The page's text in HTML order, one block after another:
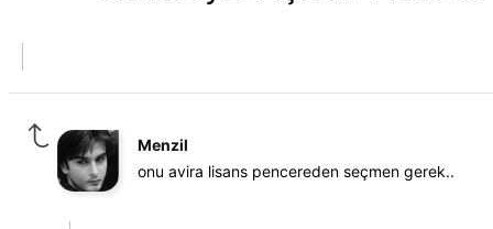
Menzil
onu avira lisans pencereden seçmen gerek..